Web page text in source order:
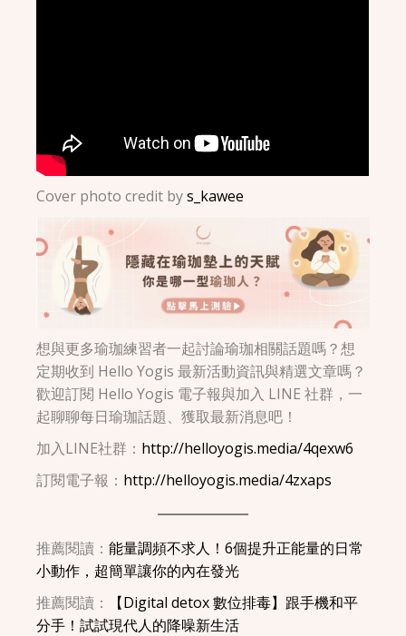
Cover photo credit bys_kawee
想與更多瑜珈練習者一起討論瑜珈相關話題嗎？想
定期收到 Hello Yogis 最新活動資訊與精選文章嗎？
歡迎訂閱 Hello Yogis 電子報與加入 LINE 社群，一
起聊聊每日瑜珈話題、獲取最新消息吧！
加入LINE社群： http://helloyogis.media/4qexw6
訂閱電子報： http://helloyogis.media/4zxaps
推薦閱讀：能量調頻不求人！6個提升正能量的日常
小動作，超簡單讓你的內在發光
推薦閱讀：
【Digital detox 數位排毒】跟手機和平
分手！試試現代人的降噪新生活